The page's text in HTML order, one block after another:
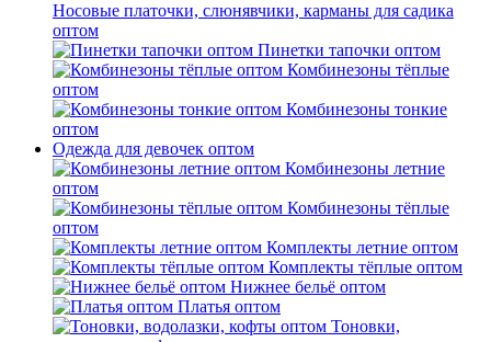
Носовые платочки, слюнявчики, карманы для садика
оптом
Пинетки тапочки оптом
Комбинезоны тёплые
оптом
Комбинезоны тонкие
оптом
Одежда для девочек оптом
Комбинезоны летние
оптом
Комбинезоны тёплые
оптом
Комплекты летние оптом
Комплекты тёплые оптом
Нижнее бельё оптом
Платья оптом
Тоновки,